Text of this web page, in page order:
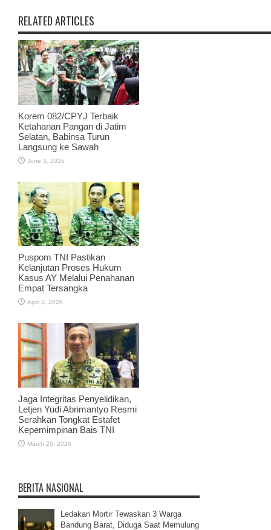
RELATED ARTICLES
Korem 082/CPYJ Terbaik
Ketahanan Pangan di Jatim
Selatan, Babinsa Turun
Langsung ke Sawah
June 3, 2026
Puspom TNI Pastikan
Kelanjutan Proses Hukum
Kasus AY Melalui Penahanan
Empat Tersangka
April 3, 2026
Jaga Integritas Penyelidikan,
Letjen Yudi Abrimantyo Resmi
Serahkan Tongkat Estafet
Kepemimpinan Bais TNI
March 26, 2026
BERITA NASIONAL
Ledakan Mortir Tewaskan 3 Warga
Bandung Barat, Diduga Saat Memulung